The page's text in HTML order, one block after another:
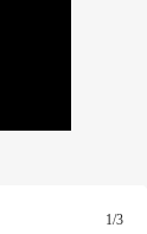
1/3